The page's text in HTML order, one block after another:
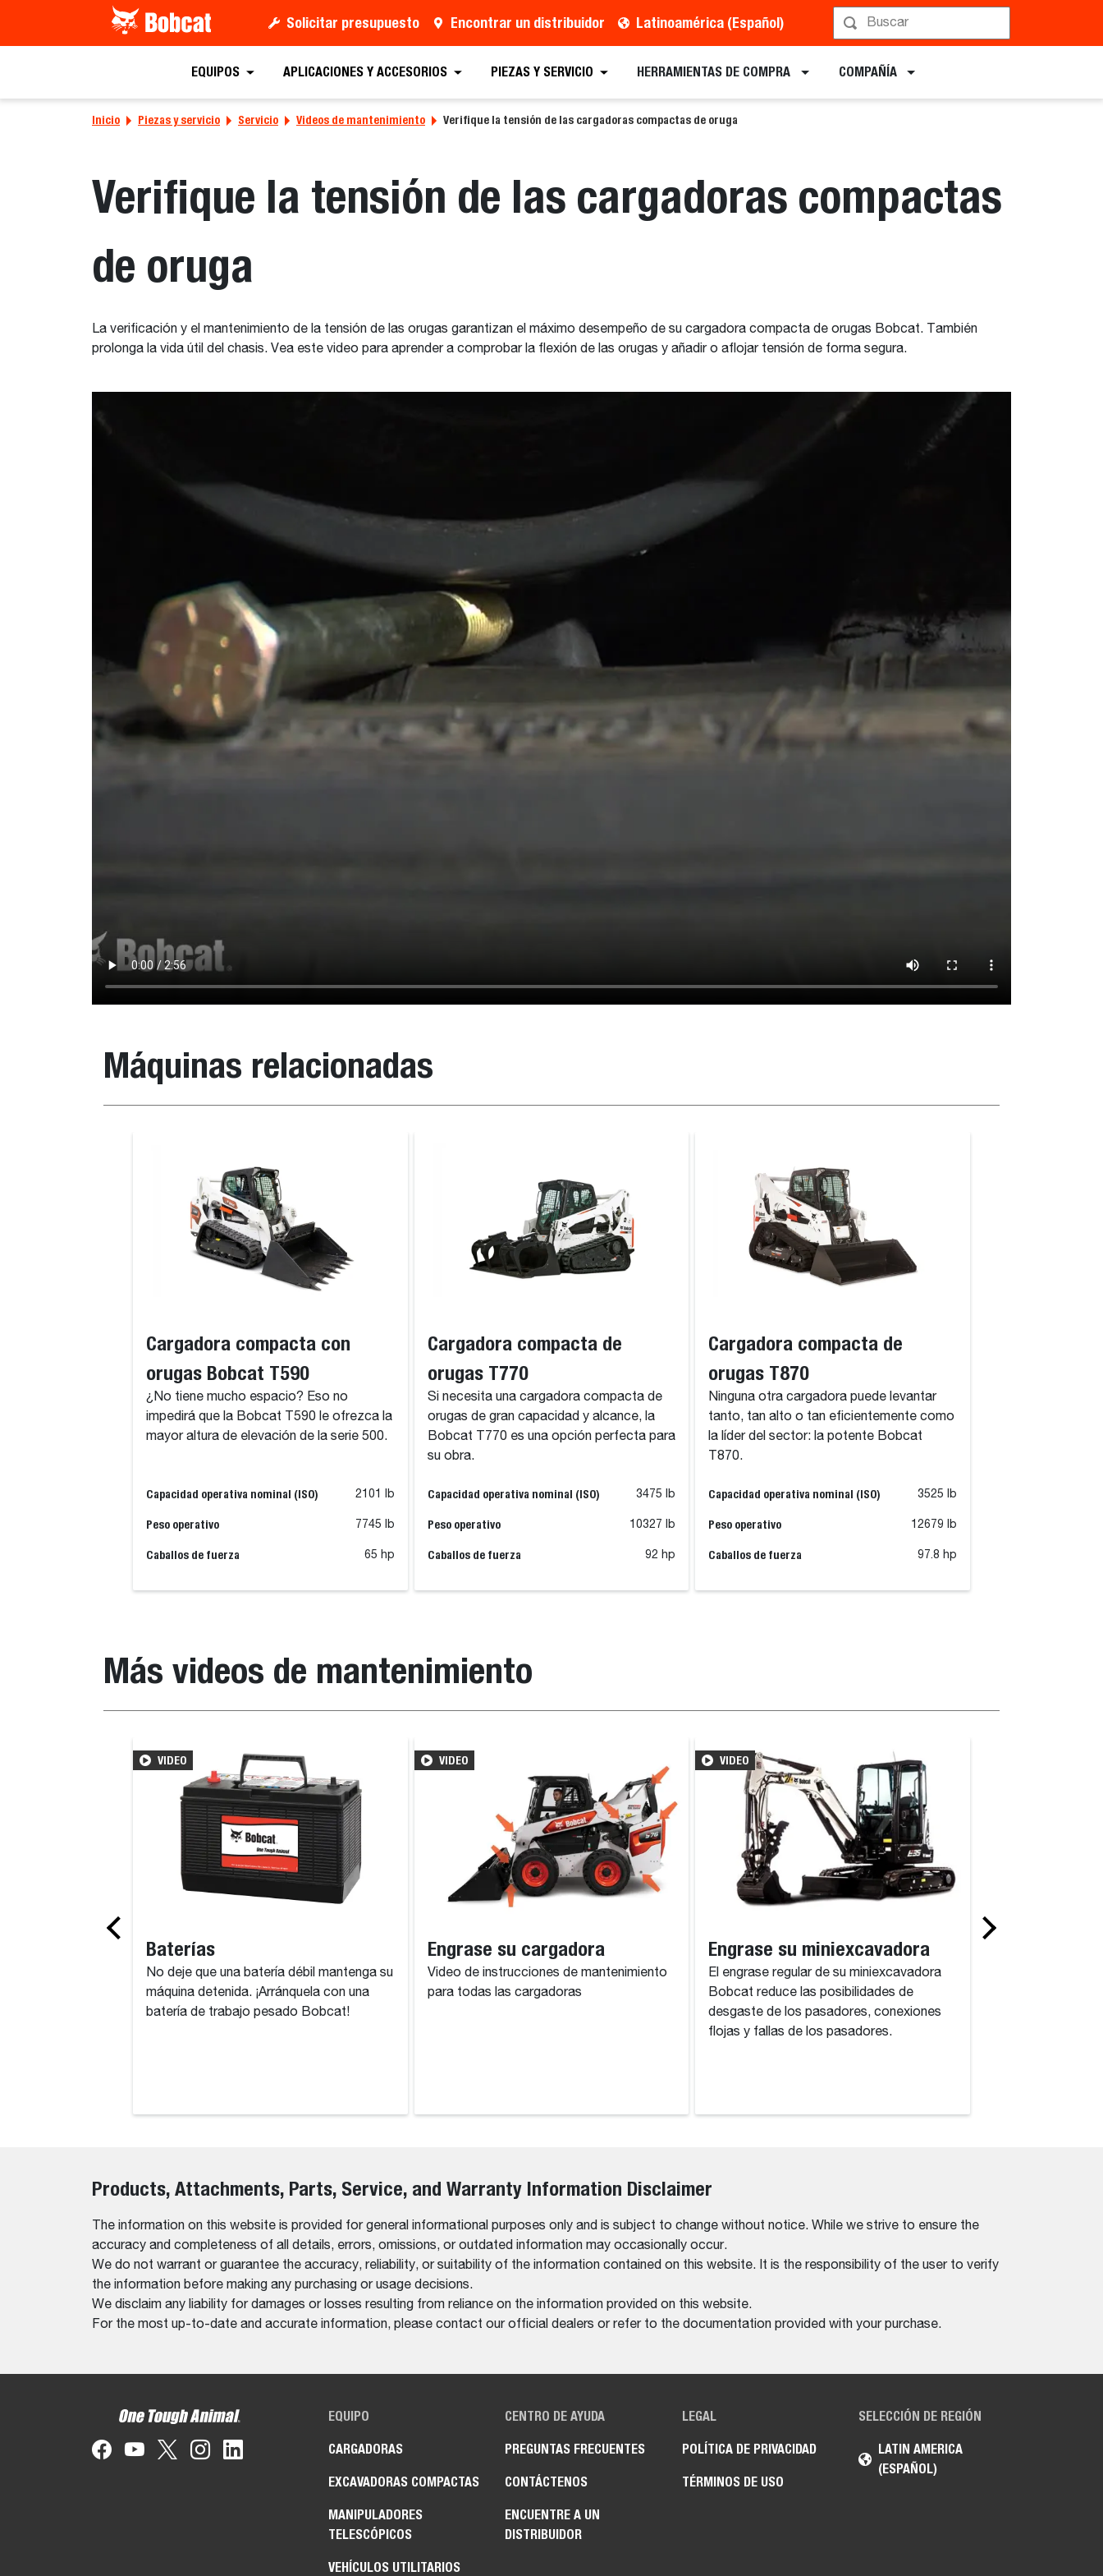
Solicitar presupuesto Encontrar un distribuidor Latinoamérica (Español)
EQUIPOS APLICACIONES Y ACCESORIOS PIEZAS Y SERVICIO HERRAMIENTAS DE COMPRA COMPAÑÍA
Inicio Piezas y servicio Servicio Videos de mantenimiento Verifique la tensión de las cargadoras compactas de oruga
Verifique la tensión de las cargadoras compactas
de oruga
La verificación y el mantenimiento de la tensión de las orugas garantizan el máximo desempeño de su cargadora compacta de orugas Bobcat. También
prolonga la vida útil del chasis. Vea este video para aprender a comprobar la flexión de las orugas y añadir o aflojar tensión de forma segura.
Máquinas relacionadas
Cargadora compacta con
orugas Bobcat T590
¿No tiene mucho espacio? Eso no
impedirá que la Bobcat T590 le ofrezca la
mayor altura de elevación de la serie 500.
Capacidad operativa nominal (ISO) 2101 lb
Peso operativo 7745 lb
Caballos de fuerza 65 hp
Cargadora compacta de
orugas T770
Si necesita una cargadora compacta de
orugas de gran capacidad y alcance, la
Bobcat T770 es una opción perfecta para
su obra.
Capacidad operativa nominal (ISO) 3475 lb
Peso operativo 10327 lb
Caballos de fuerza 92 hp
Cargadora compacta de
orugas T870
Ninguna otra cargadora puede levantar
tanto, tan alto o tan eficientemente como
la líder del sector: la potente Bobcat
T870.
Capacidad operativa nominal (ISO) 3525 lb
Peso operativo 12679 lb
Caballos de fuerza 97.8 hp
Más videos de mantenimiento
VIDEO
Baterías
No deje que una batería débil mantenga su
máquina detenida. ¡Arránquela con una
batería de trabajo pesado Bobcat!
VIDEO
Engrase su cargadora
Video de instrucciones de mantenimiento
para todas las cargadoras
VIDEO
Engrase su miniexcavadora
El engrase regular de su miniexcavadora
Bobcat reduce las posibilidades de
desgaste de los pasadores, conexiones
flojas y fallas de los pasadores.
Products, Attachments, Parts, Service, and Warranty Information Disclaimer
The information on this website is provided for general informational purposes only and is subject to change without notice. While we strive to ensure the
accuracy and completeness of all details, errors, omissions, or outdated information may occasionally occur.
We do not warrant or guarantee the accuracy, reliability, or suitability of the information contained on this website. It is the responsibility of the user to verify
the information before making any purchasing or usage decisions.
We disclaim any liability for damages or losses resulting from reliance on the information provided on this website.
For the most up-to-date and accurate information, please contact our official dealers or refer to the documentation provided with your purchase.
SELECCIÓN DE REGIÓN
LATIN AMERICA
(ESPAÑOL)
EQUIPO
CARGADORAS
EXCAVADORAS COMPACTAS
MANIPULADORES
TELESCÓPICOS
VEHÍCULOS UTILITARIOS
CENTRO DE AYUDA
PREGUNTAS FRECUENTES
CONTÁCTENOS
ENCUENTRE A UN
DISTRIBUIDOR
LEGAL
POLÍTICA DE PRIVACIDAD
TÉRMINOS DE USO